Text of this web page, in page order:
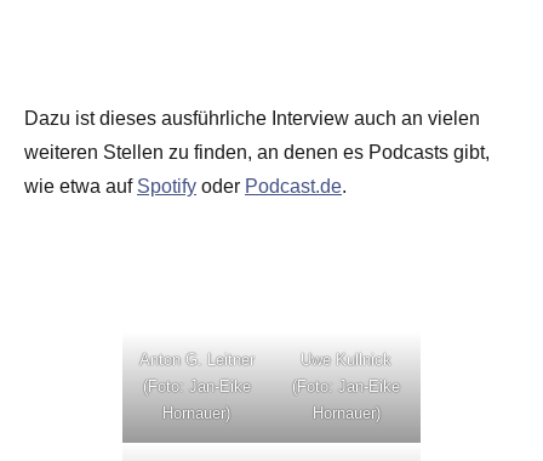
Dazu ist dieses ausführliche Interview auch an vielen
weiteren Stellen zu finden, an denen es Podcasts gibt,
wie etwa auf Spotify oder Podcast.de.
Anton G. Leitner
(Foto: Jan-Eike
Hornauer)
Uwe Kullnick
(Foto: Jan-Eike
Hornauer)